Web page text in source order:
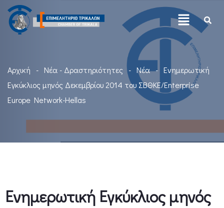
Αρχική Νέα - Δραστηριότητες Νέα
Ενημερωτική
Εγκύκλιος μηνός Δεκεμβρίου 2014 του ΣΒΘΚΕ/Enterprise
Europe Network-Hellas
Ενημερωτική Εγκύκλιος μηνός